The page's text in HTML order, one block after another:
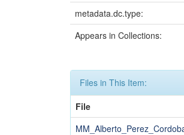
metadata.dc.type:
Appears in Collections:
Files in This Item:
File